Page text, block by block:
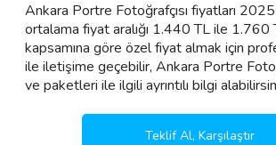
Ankara Portre Fotoğrafçısı fiyatları 2025
ortalama fiyat aralığı 1.440 TL ile 1.760
kapsamına göre özel fiyat almak için
ile iletişime geçebilir, Ankara Portre
ve paketleri ile ilgili ayrıntılı bilgi
Teklif Al, Karşılaştır